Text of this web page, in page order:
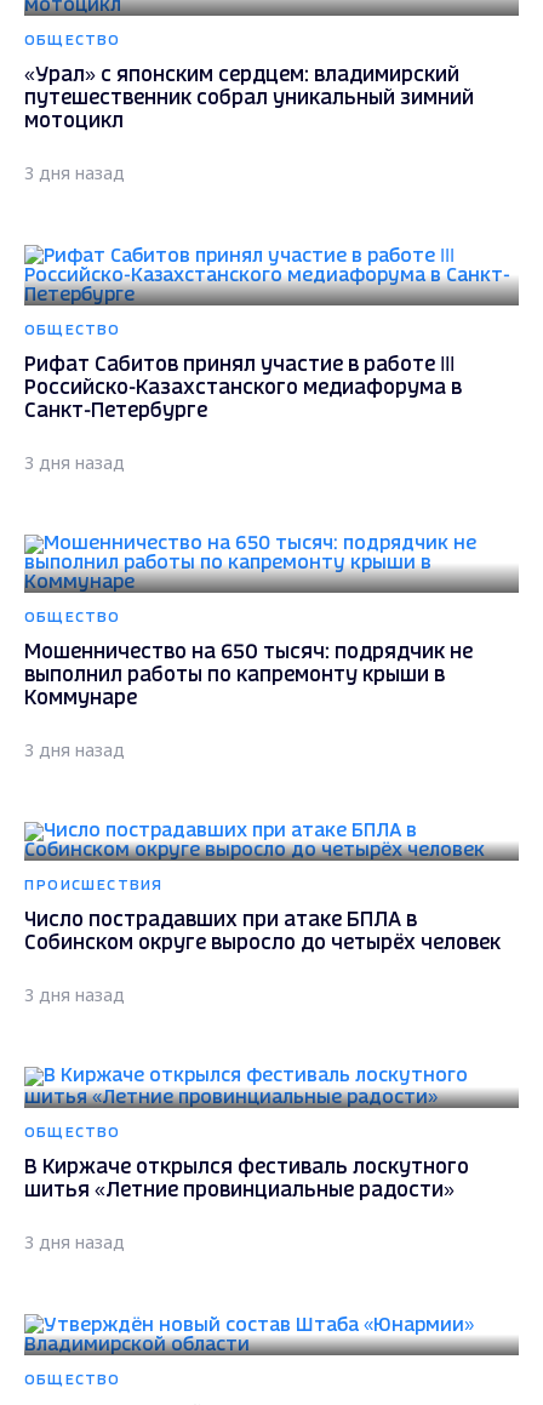
ОБЩЕСТВО
«Урал» с японским сердцем: владимирский
путешественник собрал уникальный зимний
мотоцикл
3 дня назад
ОБЩЕСТВО
Рифат Сабитов принял участие в работе III
Российско-Казахстанского медиафорума в
Санкт-Петербурге
3 дня назад
ОБЩЕСТВО
Мошенничество на 650 тысяч: подрядчик не
выполнил работы по капремонту крыши в
Коммунаре
3 дня назад
ПРОИСШЕСТВИЯ
Число пострадавших при атаке БПЛА в
Собинском округе выросло до четырёх человек
3 дня назад
ОБЩЕСТВО
В Киржаче открылся фестиваль лоскутного
шитья «Летние провинциальные радости»
3 дня назад
ОБЩЕСТВО